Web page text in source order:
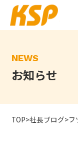
Skip
the
content
NEWS
お知らせ
TOP>社長ブログ>フ